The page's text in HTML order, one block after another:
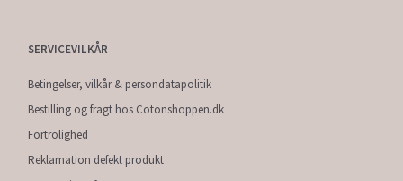
SERVICEVILKÅR
Betingelser, vilkår & persondatapolitik
Bestilling og fragt hos Cotonshoppen.dk
Fortrolighed
Reklamation defekt produkt